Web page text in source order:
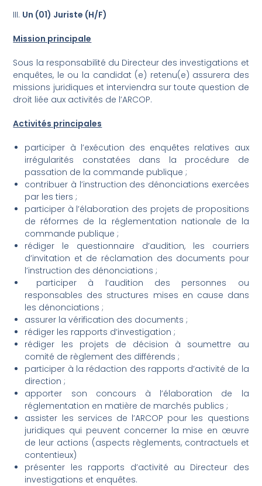
III. Un (01) Juriste (H/F)
Mission principale
Sous la responsabilité du Directeur des investigations et
enquêtes, le ou la candidat (e) retenu(e) assurera des
missions juridiques et interviendra sur toute question de
droit liée aux activités de l’ARCOP.
Activités principales
participer à l’exécution des enquêtes relatives aux
irrégularités constatées dans la procédure de
passation de la commande publique ;
contribuer à l’instruction des dénonciations exercées
par les tiers ;
participer à l’élaboration des projets de propositions
de réformes de la réglementation nationale de la
commande publique ;
rédiger le questionnaire d’audition, les courriers
d’invitation et de réclamation des documents pour
l’instruction des dénonciations ;
participer à l’audition des personnes ou
responsables des structures mises en cause dans
les dénonciations ;
assurer la vérification des documents ;
rédiger les rapports d’investigation ;
rédiger les projets de décision à soumettre au
comité de règlement des différends ;
participer à la rédaction des rapports d’activité de la
direction ;
apporter son concours à l’élaboration de la
réglementation en matière de marchés publics ;
assister les services de l’ARCOP pour les questions
juridiques qui peuvent concerner la mise en œuvre
de leur actions (aspects règlements, contractuels et
contentieux)
présenter les rapports d’activité au Directeur des
investigations et enquêtes.